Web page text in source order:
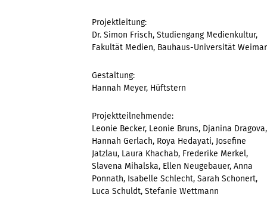
Projektleitung:
Dr. Simon Frisch, Studiengang Medienkultur,
Fakultät Medien, Bauhaus-Universität Weimar
Gestaltung:
Hannah Meyer, Hüftstern
Projektteilnehmende:
Leonie Becker, Leonie Bruns, Djanina Dragova,
Hannah Gerlach, Roya Hedayati, Josefine
Jatzlau, Laura Khachab, Frederike Merkel,
Slavena Mihalska, Ellen Neugebauer, Anna
Ponnath, Isabelle Schlecht, Sarah Schonert,
Luca Schuldt, Stefanie Wettmann